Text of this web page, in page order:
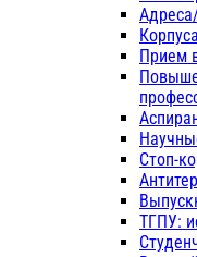
Прием
Стоп-
ТГПУ: